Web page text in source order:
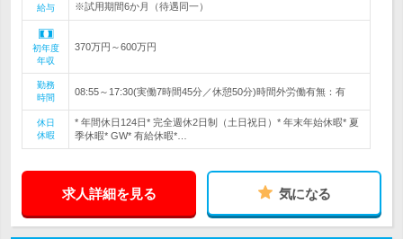
給与
※試用期間6か月（待遇同一）
初年度
年収
370万円～600万円
勤務
時間
08:55～17:30(実働7時間45分／休憩50分)時間外労働有無：有
休日
休暇
* 年間休日124日* 完全週休2日制（土日祝日）* 年末年始休暇* 夏
季休暇* GW* 有給休暇*…
求人詳細を見る 気になる